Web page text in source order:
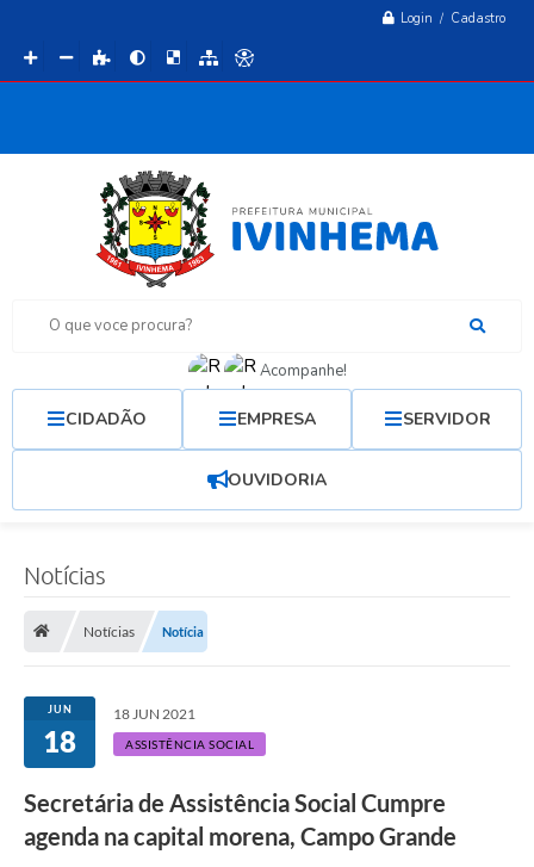
Login / Cadastro
O que voce procura?
Acompanhe!
CIDADÃO EMPRESA SERVIDOR
OUVIDORIA
Notícias
Notícias Notícia
JUN
18
18 JUN 2021
ASSISTÊNCIA SOCIAL
Secretária de Assistência Social Cumpre
agenda na capital morena, Campo Grande